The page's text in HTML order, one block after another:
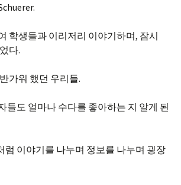
학생들과 이리저리 이야기하며, 잠시
다.
가워 했던 우리들.
들도 얼마나 수다를 좋아하는 지 알게 된
럼 이야기를 나누며 정보를 나누며 굉장